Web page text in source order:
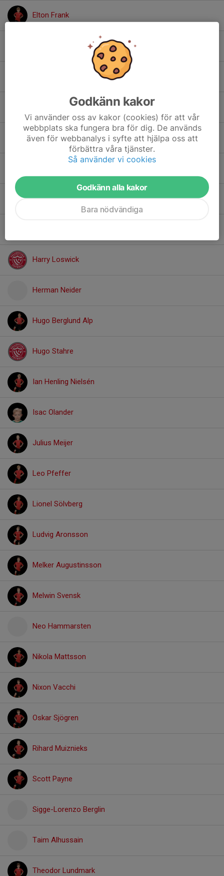
Elton Frank
Frank Thulin
Frans Ahlén
Gabriel Aram
Harry Loswick
Herman Neider
Hugo Berglund Alp
Hugo Stahre
Ian Henling Nielsén
Isac Olander
Julius Meijer
Leo Pfeffer
Lionel Sölvberg
Ludvig Aronsson
Melker Augustinsson
Melwin Svensk
Neo Hammarsten
Nikola Mattsson
Nixon Vacchi
Oskar Sjögren
Rihard Muiznieks
Scott Payne
Sigge-Lorenzo Berglin
Taim Alhussain
Theodor Lundmark
Godkänn kakor
Vi använder oss av kakor (cookies) för att vår
webbplats ska fungera bra för dig. De används
även för webbanalys i syfte att hjälpa oss att
förbättra våra tjänster.
Så använder vi cookies
Godkänn alla kakor
Bara nödvändiga